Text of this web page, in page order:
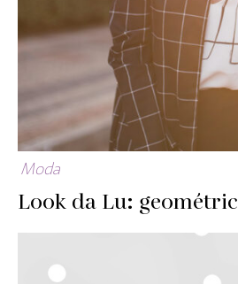
Moda
Look da Lu: